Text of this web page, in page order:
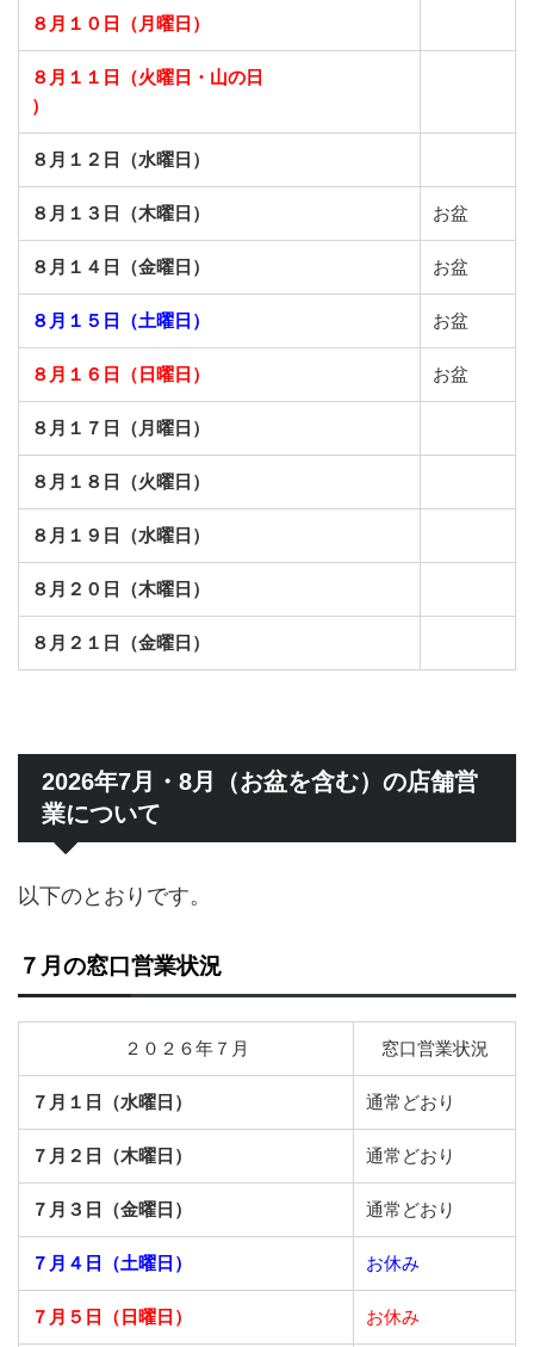
８月１０日（月曜日）
８月１１日（火曜日・山の日
）
８月１２日（水曜日）
８月１３日（木曜日） お盆
８月１４日（金曜日） お盆
８月１５日（土曜日） お盆
８月１６日（日曜日） お盆
８月１７日（月曜日）
８月１８日（火曜日）
８月１９日（水曜日）
８月２０日（木曜日）
８月２１日（金曜日）
2026年7月・8月（お盆を含む）の店舗営
業について
以下のとおりです。
７月の窓口営業状況
２０２６年７月 窓口営業状況
７月１日（水曜日） 通常どおり
７月２日（木曜日） 通常どおり
７月３日（金曜日） 通常どおり
７月４日（土曜日） お休み
７月５日（日曜日） お休み